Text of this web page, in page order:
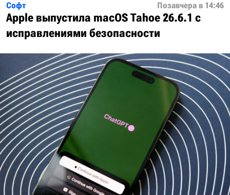
Софт Позавчера в 14:46
Apple выпустила macOS Tahoe 26.6.1 с
исправлениями безопасности